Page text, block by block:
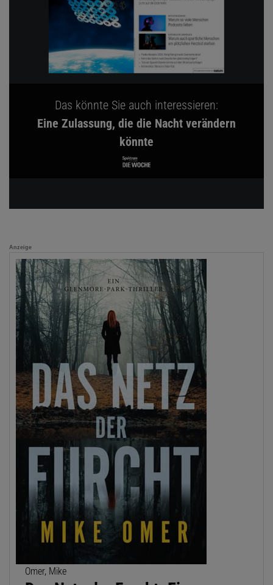
Das könnte Sie auch interessieren:
Eine Zulassung, die die Nacht verändern
könnte
Anzeige
Omer, Mike